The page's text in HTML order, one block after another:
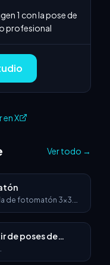
1 con la pose de
profesional
en X
Ver todo →
de fotomatón 3x3.
de poses de